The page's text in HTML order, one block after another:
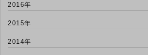
2016年
2015年
2014年